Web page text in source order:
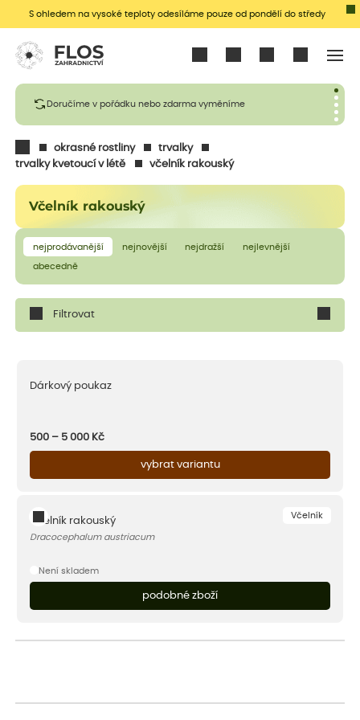
S ohledem na vysoké teploty odesíláme pouze od pondělí do středy
Doručíme v pořádku nebo zdarma vyměníme
okrasné rostliny
trvalky
trvalky kvetoucí v létě
včelník rakouský
Včelník rakouský
nejprodávanější nejnovější nejdražší nejlevnější
abecedně
Filtrovat
Dárkový poukaz
500 – 5 000 Kč
vybrat variantu
Včelník
Včelník rakouský
Dracocephalum austriacum
Není skladem
podobné zboží